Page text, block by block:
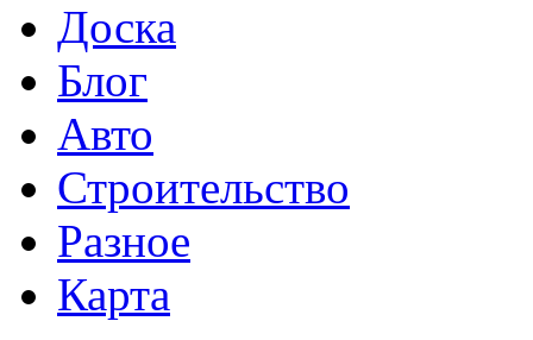
Доска
Блог
Авто
Строительство
Разное
Карта